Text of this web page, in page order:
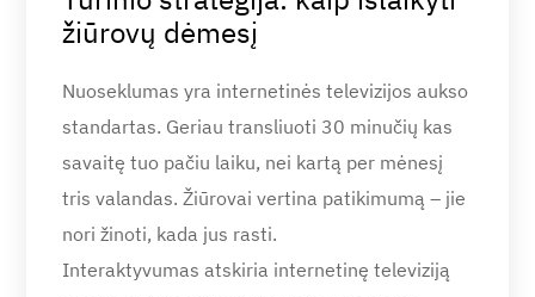
žiūrovų dėmesį
Nuoseklumas yra internetinės televizijos aukso
standartas. Geriau transliuoti 30 minučių kas
savaitę tuo pačiu laiku, nei kartą per mėnesį
tris valandas. Žiūrovai vertina patikimumą – jie
nori žinoti, kada jus rasti.
Interaktyvumas atskiria internetinę televiziją